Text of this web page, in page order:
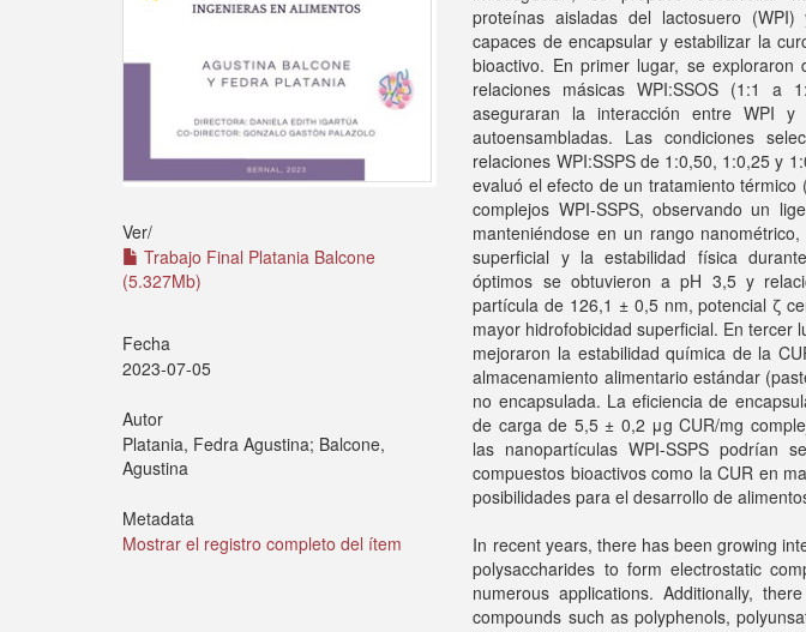
Ver/
Trabajo Final Platania Balcone
(5.327Mb)
Fecha
2023-07-05
Autor
Platania, Fedra Agustina; Balcone,
Agustina
Metadata
Mostrar el registro completo del ítem
proteínas aisladas del lactosuero
capaces de encapsular y estabilizar la
bioactivo. En primer lugar, se
relaciones másicas WPI:SSOS (1:1 a
aseguraran la interacción entre WPI
autoensambladas. Las condiciones
relaciones WPI:SSPS de 1:0,50, 1:0,25 y
evaluó el efecto de un tratamiento
complejos WPI-SSPS, observando un
manteniéndose en un rango
superficial y la estabilidad física
óptimos se obtuvieron a pH 3,5 y
partícula de 126,1 ± 0,5 nm, potencial ζ
mayor hidrofobicidad superficial. En tercer
mejoraron la estabilidad química de la
almacenamiento alimentario estándar
no encapsulada. La eficiencia de
de carga de 5,5 ± 0,2 μg CUR/mg
las nanopartículas WPI-SSPS podrían
compuestos bioactivos como la CUR en
posibilidades para el desarrollo de
In recent years, there has been growing
polysaccharides to form electrostatic
numerous applications. Additionally,
compounds such as polyphenols,